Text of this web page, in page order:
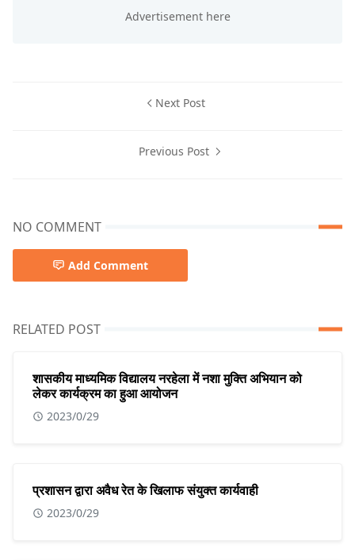
Next Post
Previous Post
NO COMMENT
Add Comment
RELATED POST
शासकीय माध्यमिक विद्यालय नरहेला में नशा मुक्ति अभियान को
लेकर कार्यक्रम का हुआ आयोजन
2023/0/29
प्रशासन द्वारा अवैध रेत के खिलाफ संयुक्त कार्यवाही
2023/0/29